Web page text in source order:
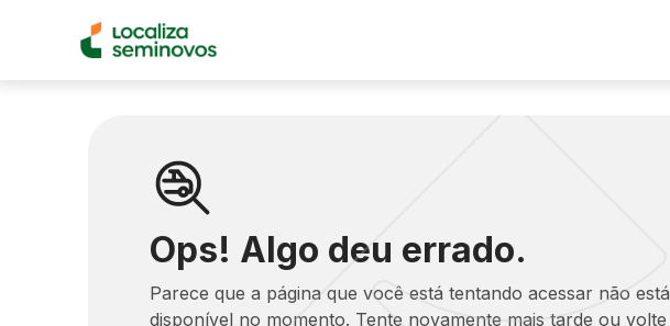
Ops! Algo deu errado.
Parece que a página que você está tentando acessar não está
disponível no momento. Tente novamente mais tarde ou volte